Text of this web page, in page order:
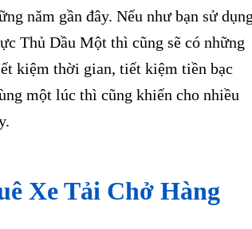
năm gần đây. Nếu như bạn sử
Thủ Dầu Một thì cũng sẽ có những
kiệm thời gian, tiết kiệm tiền bạc
một lúc thì cũng khiến cho nhiều
Xe Tải Chở Hàng